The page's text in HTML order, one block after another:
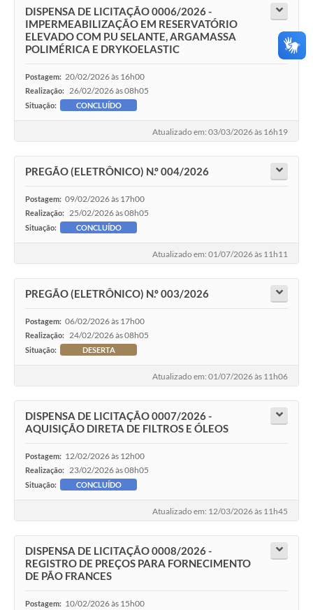
DISPENSA DE LICITAÇÃO 0006/2026 -
IMPERMEABILIZAÇÃO EM RESERVATÓRIO
ELEVADO COM P.U SELANTE, ARGAMASSA
POLIMÉRICA E DRYKOELASTIC
Postagem: 20/02/2026 às 16h00
Realização: 26/02/2026 às 08h05
Situação: CONCLUÍDO
Atualizado em: 03/03/2026 às 16h19
PREGÃO (ELETRÔNICO) N.º 004/2026
Postagem: 09/02/2026 às 17h00
Realização: 25/02/2026 às 08h05
Situação: CONCLUÍDO
Atualizado em: 01/07/2026 às 11h11
PREGÃO (ELETRÔNICO) N.º 003/2026
Postagem: 06/02/2026 às 17h00
Realização: 24/02/2026 às 08h05
Situação: DESERTA
Atualizado em: 01/07/2026 às 11h06
DISPENSA DE LICITAÇÃO 0007/2026 -
AQUISIÇÃO DIRETA DE FILTROS E ÓLEOS
Postagem: 12/02/2026 às 12h00
Realização: 23/02/2026 às 08h05
Situação: CONCLUÍDO
Atualizado em: 12/03/2026 às 11h45
DISPENSA DE LICITAÇÃO 0008/2026 -
REGISTRO DE PREÇOS PARA FORNECIMENTO
DE PÃO FRANCES
Postagem: 10/02/2026 às 15h00